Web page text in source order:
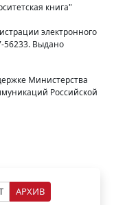
АРХИВ
книга"
электронного
Выдано
Министерства
Российской